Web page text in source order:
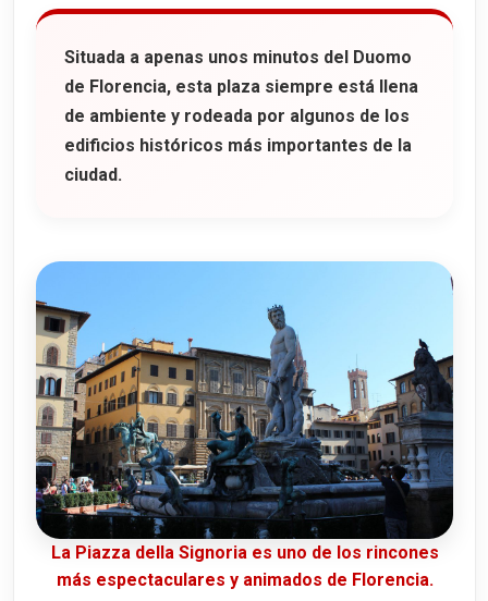
Situada a apenas unos minutos del Duomo
de Florencia, esta plaza siempre está llena
de ambiente y rodeada por algunos de los
edificios históricos más importantes de la
ciudad.
La Piazza della Signoria es uno de los rincones
más espectaculares y animados de Florencia.